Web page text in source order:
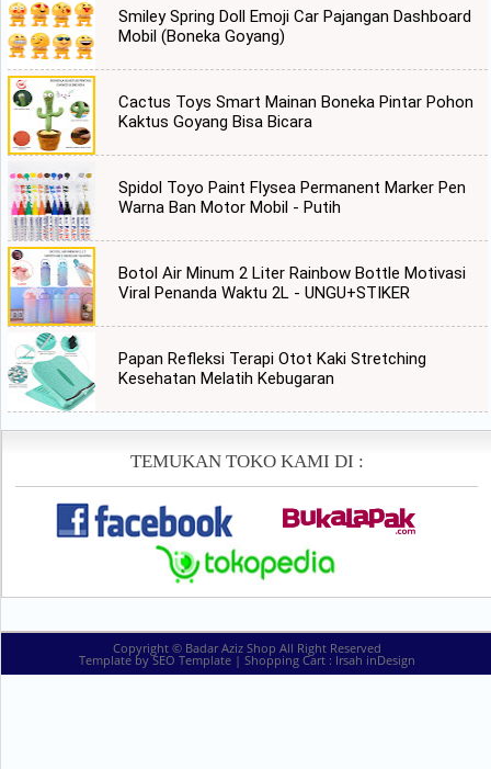
Smiley Spring Doll Emoji Car Pajangan Dashboard
Mobil (Boneka Goyang)
Cactus Toys Smart Mainan Boneka Pintar Pohon
Kaktus Goyang Bisa Bicara
Spidol Toyo Paint Flysea Permanent Marker Pen
Warna Ban Motor Mobil - Putih
Botol Air Minum 2 Liter Rainbow Bottle Motivasi
Viral Penanda Waktu 2L - UNGU+STIKER
Papan Refleksi Terapi Otot Kaki Stretching
Kesehatan Melatih Kebugaran
TEMUKAN TOKO KAMI DI :
Copyright © Badar Aziz Shop All Right Reserved
Template bySEO Template| Shopping Cart : Irsah inDesign